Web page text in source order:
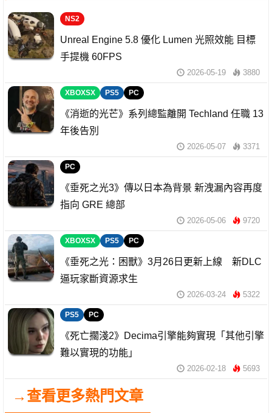
NS2
Unreal Engine 5.8 優化 Lumen 光照效能 目標
手提機 60FPS
2026-05-19 3880
XBOXSX PS5 PC
《消逝的光芒》系列總監離開 Techland 任職 13
年後告別
2026-05-07 3371
PC
《垂死之光3》傳以日本為背景 新洩漏內容再度
指向 GRE 總部
2026-05-06 9720
XBOXSX PS5 PC
《垂死之光：困獸》3月26日更新上線 新DLC
逼玩家斷資源求生
2026-03-24 5322
PS5 PC
《死亡擱淺2》Decima引擎能夠實現「其他引擎
難以實現的功能」
2026-02-18 5693
→查看更多熱門文章